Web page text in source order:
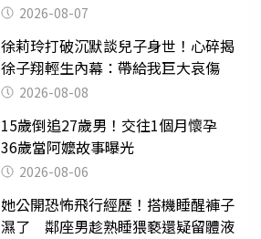
2026-08-07
徐莉玲打破沉默談兒子身世！心碎揭
徐子翔輕生內幕：帶給我巨大哀傷
2026-08-08
15歲倒追27歲男！交往1個月懷孕
36歲當阿嬤故事曝光
2026-08-06
她公開恐怖飛行經歷！搭機睡醒褲子
濕了 鄰座男趁熟睡猥褻還疑留體液